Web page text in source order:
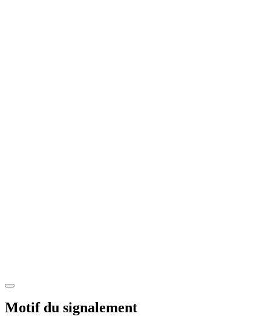
Motif du signalement